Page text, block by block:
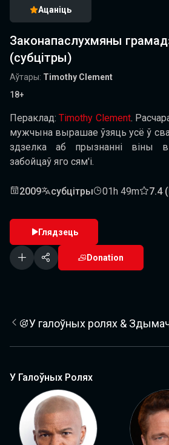
Ацаніць
Законапаслухмяны
(субцітры)
Аўтары: Timothy Clement
18+
Пераклад:Timothy Clement.
мужчына вырашае ўзяць усё ў
здзелка аб прызнанні віны
забойцаў яго сям'і.
2009 субцітры 01h 49m 7.4
Глядзець
Donation
У галоўных ролях &
У Галоўных Ролях